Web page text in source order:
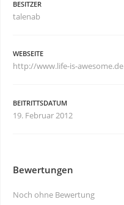
BESITZER
talenab
WEBSEITE
http://www.life-is-awesome.de
BEITRITTSDATUM
19. Februar 2012
Bewertungen
Noch ohne Bewertung